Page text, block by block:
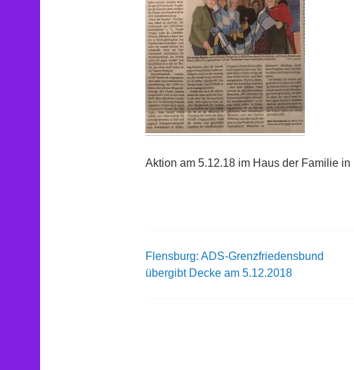
Aktion am 5.12.18 im Haus der Familie in
Beitrags-
Flensburg: ADS-Grenzfriedensbund
übergibt Decke am 5.12.2018